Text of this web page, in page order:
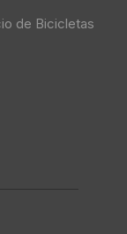
de Bicicletas